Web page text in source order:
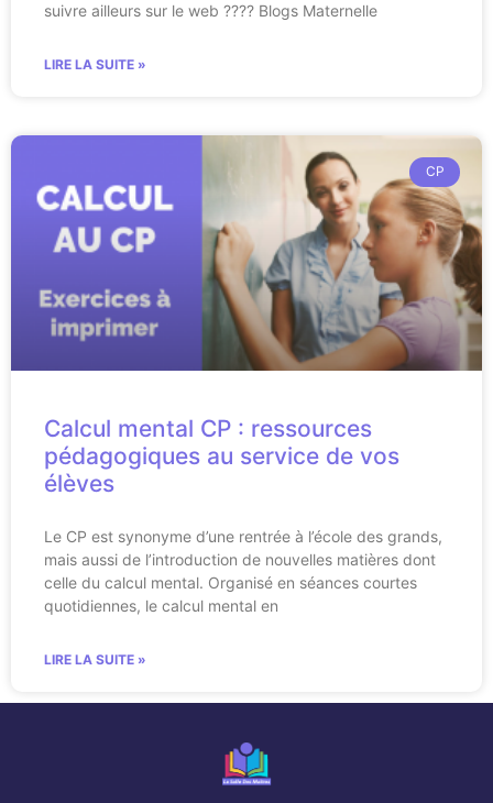
suivre ailleurs sur le web ???? Blogs Maternelle
LIRE LA SUITE »
CP
Calcul mental CP : ressources
pédagogiques au service de vos
élèves
Le CP est synonyme d’une rentrée à l’école des grands,
mais aussi de l’introduction de nouvelles matières dont
celle du calcul mental. Organisé en séances courtes
quotidiennes, le calcul mental en
LIRE LA SUITE »